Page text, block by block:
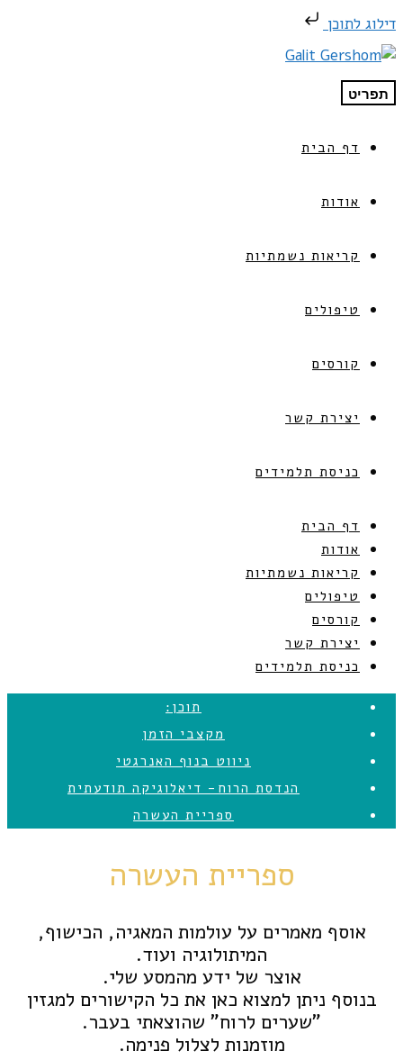
דילוג לתוכן
תפריט
דף הבית
אודות
קריאות נשמתיות
טיפולים
קורסים
יצירת קשר
כניסת תלמידים
דף הבית
אודות
קריאות נשמתיות
טיפולים
קורסים
יצירת קשר
כניסת תלמידים
תוכן:
מקצבי הזמן
ניווט בנוף האנרגטי
הנדסת הרוח- דיאלוגיקה תודעתית
ספריית העשרה
ספריית העשרה
אוסף מאמרים על עולמות המאגיה, הכישוף,
המיתולוגיה ועוד.
אוצר של ידע מהמסע שלי.
בנוסף ניתן למצוא כאן את כל הקישורים למגזין
"שערים לרוח" שהוצאתי בעבר.
מוזמנות לצלול פנימה.